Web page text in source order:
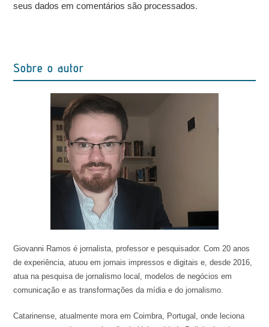
seus dados em comentários são processados.
Sobre o autor
Giovanni Ramos é jornalista, professor e pesquisador. Com 20 anos
de experiência, atuou em jornais impressos e digitais e, desde 2016,
atua na pesquisa de jornalismo local, modelos de negócios em
comunicação e as transformações da mídia e do jornalismo.
Catarinense, atualmente mora em Coimbra, Portugal, onde leciona